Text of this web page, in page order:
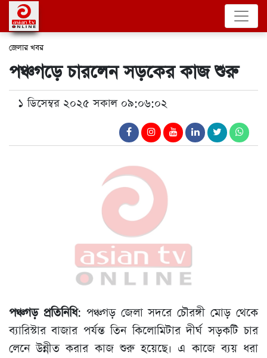
জেলার খবর
পঞ্চগড়ে চারলেন সড়কের কাজ শুরু
১ ডিসেম্বর ২০২৫ সকাল ০৯:০৬:০২
পঞ্চগড় প্রতিনিধি: পঞ্চগড় জেলা সদরে চৌরঙ্গী মোড় থেকে
ব্যারিস্টার বাজার পর্যন্ত তিন কিলোমিটার দীর্ঘ সড়কটি চার
লেনে উন্নীত করার কাজ শুরু হয়েছে। এ কাজে ব্যয় ধরা